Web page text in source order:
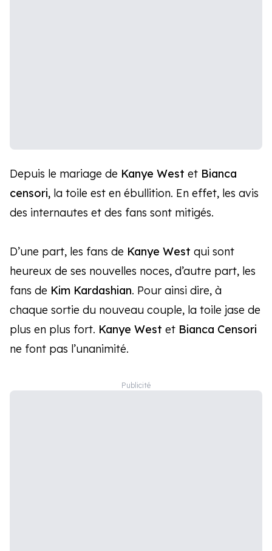
Depuis le mariage de Kanye West et Bianca
censori, la toile est en ébullition. En effet, les avis
des internautes et des fans sont mitigés.
D’une part, les fans de Kanye West qui sont
heureux de ses nouvelles noces, d’autre part, les
fans de Kim Kardashian. Pour ainsi dire, à
chaque sortie du nouveau couple, la toile jase de
plus en plus fort. Kanye West et Bianca Censori
ne font pas l’unanimité.